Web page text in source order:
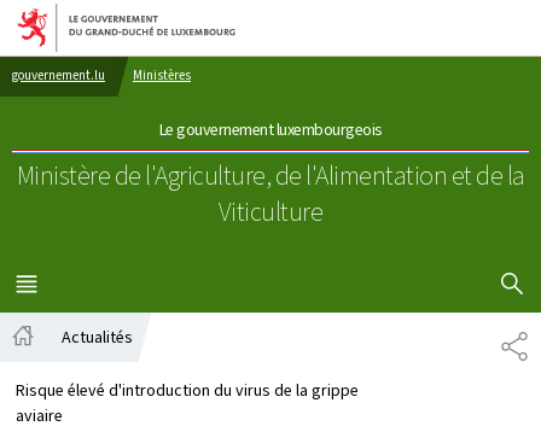
Aller au menu principal
Aller au contenu
gouvernement.lu Ministères
Le gouvernement luxembourgeois
Ministère de l'Agriculture, de l'Alimentation et de la
Viticulture
MENU
PRINCIPAL
Actualités
Risque élevé d'introduction du virus de la grippe
aviaire